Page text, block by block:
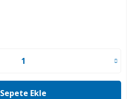
Sepete Ekle